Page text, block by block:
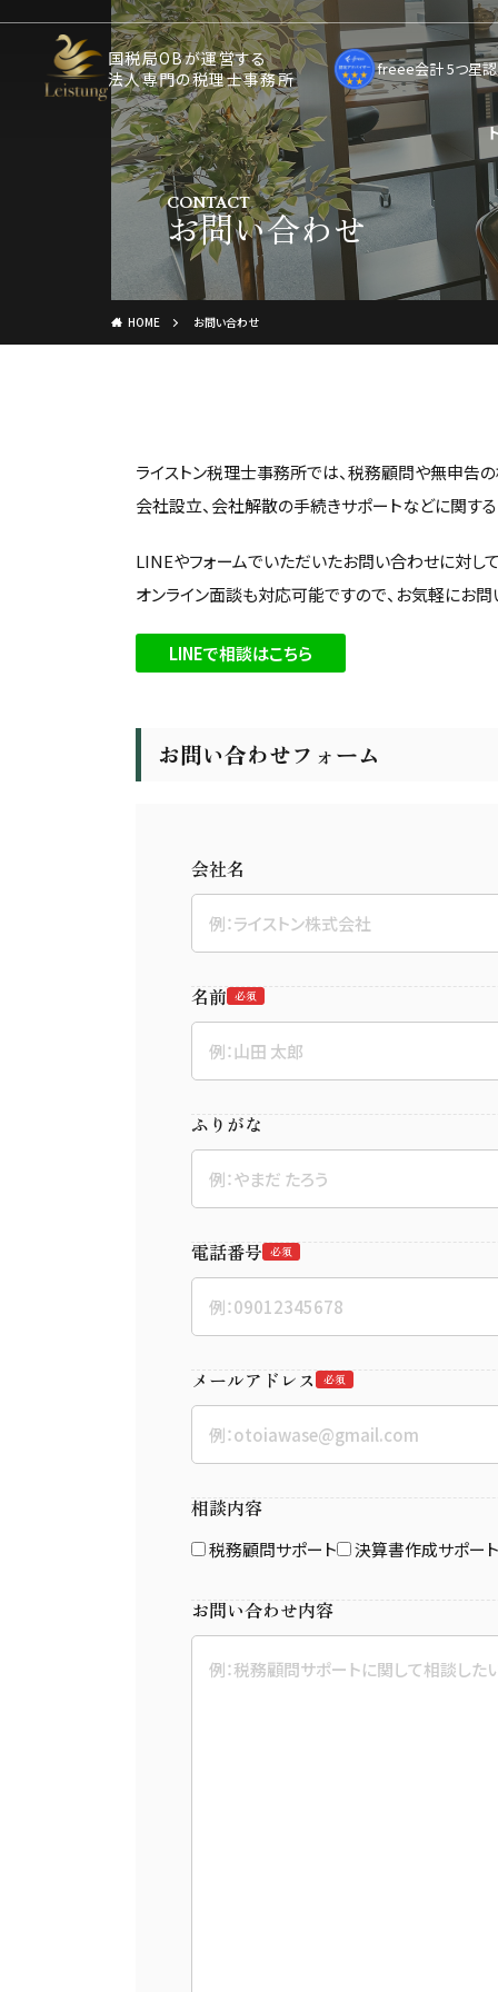
国税局OBが運営する
法人専門の税理士事務所
freee会計 5つ星認
CONTACT
お問い合わせ
HOME お問い合わせ
ライストン税理士事務所では、税務顧問や無申告の
会社設立、会社解散の手続きサポートなどに関す
LINEやフォームでいただいたお問い合わせに対し
オンライン面談も対応可能ですので、お気軽にお問
LINEで相談はこちら
お問い合わせフォーム
会社名
名前 必須
ふりがな
電話番号 必須
メールアドレス 必須
相談内容
税務顧問サポート 決算書作成サポート
お問い合わせ内容